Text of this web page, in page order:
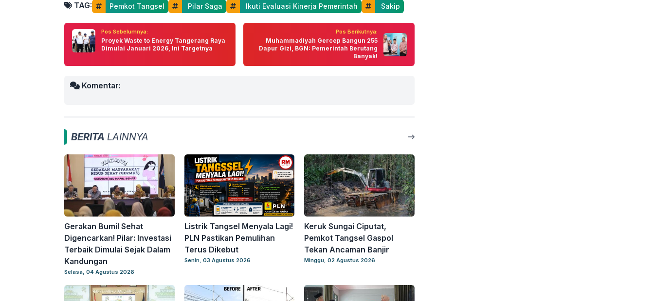
TAG: Pemkot Tangsel Pilar Saga Ikuti Evaluasi Kinerja Pemerintah Sakip
Pos Sebelumnya:
Proyek Waste to Energy Tangerang Raya
Dimulai Januari 2026, Ini Targetnya
Pos Berikutnya:
Muhammadiyah Gercep Bangun 255
Dapur Gizi, BGN: Pemerintah Berutang
Banyak!
Komentar:
BERITA LAINNYA
Gerakan Bumil Sehat
Digencarkan! Pilar: Investasi
Terbaik Dimulai Sejak Dalam
Kandungan
Selasa, 04 Agustus 2026
Listrik Tangsel Menyala Lagi!
PLN Pastikan Pemulihan
Terus Dikebut
Senin, 03 Agustus 2026
Keruk Sungai Ciputat,
Pemkot Tangsel Gaspol
Tekan Ancaman Banjir
Minggu, 02 Agustus 2026